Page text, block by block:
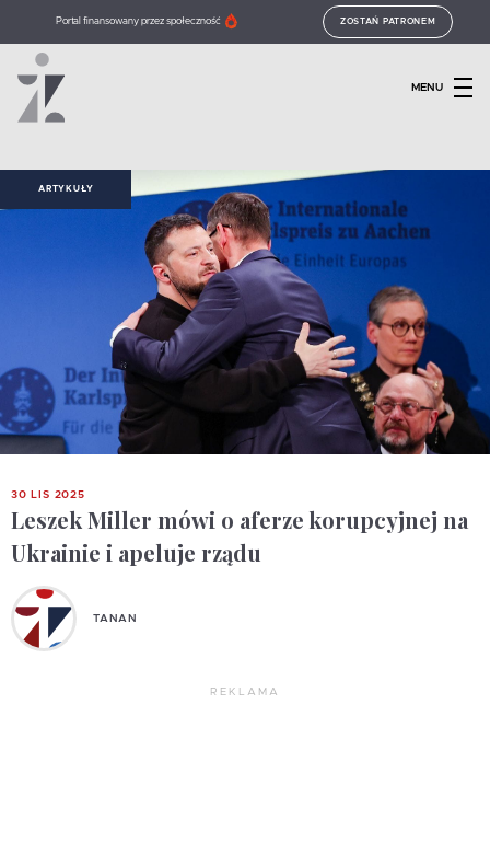
Portal finansowany przez społeczność ZOSTAŃ PATRONEM
MENU
ARTYKUŁY
30 LIS 2025
Leszek Miller mówi o aferze korupcyjnej na
Ukrainie i apeluje rządu
TANAN
REKLAMA